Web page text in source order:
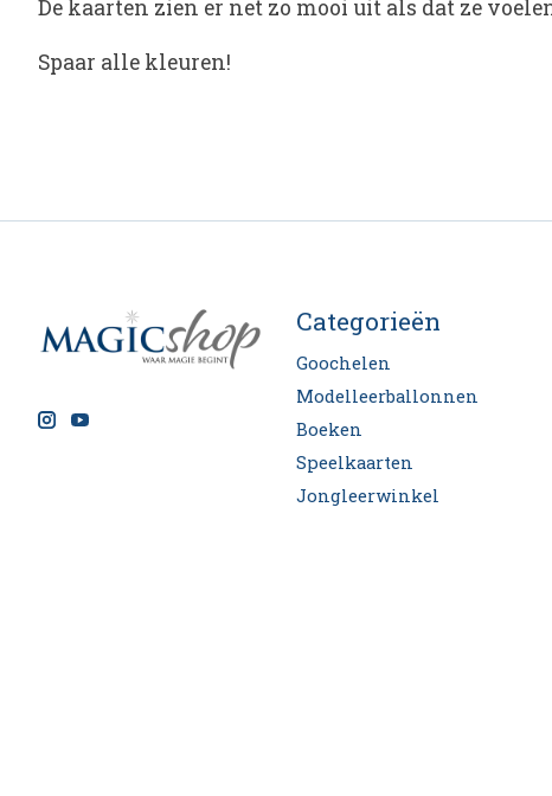
De kaarten zien er net zo mooi uit als dat ze
Spaar alle kleuren!
Categorieën
Goochelen
Modelleerballonnen
Boeken
Speelkaarten
Jongleerwinkel